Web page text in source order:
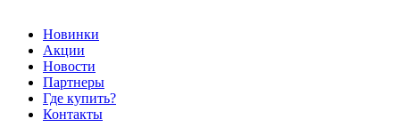
Новинки
Акции
Новости
Партнеры
Где купить?
Контакты